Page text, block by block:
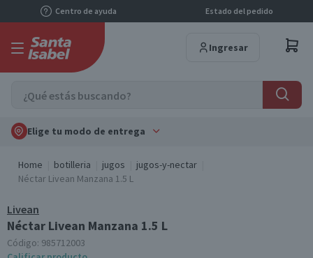
Centro de ayuda Estado del pedido
Ingresar
Elige tu modo de entrega
Home botilleria jugos
jugos-y-nectar
Néctar Livean Manzana 1.5 L
Livean
Néctar Livean Manzana 1.5 L
Código: 985712003